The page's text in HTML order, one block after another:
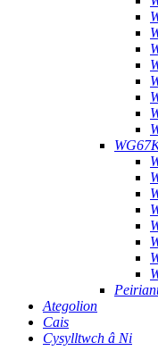
Ategolion
Cais
Cysylltwch â Ni